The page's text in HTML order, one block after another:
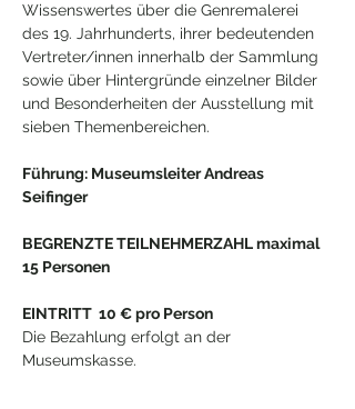
Wissenswertes über die Genremalerei
des 19. Jahrhunderts, ihrer bedeutenden
Vertreter/innen innerhalb der Sammlung
sowie über Hintergründe einzelner Bilder
und Besonderheiten der Ausstellung mit
sieben Themenbereichen.
Führung: Museumsleiter Andreas
Seifinger
BEGRENZTE TEILNEHMERZAHL maximal
15 Personen
EINTRITT  10 € pro Person
Die Bezahlung erfolgt an der
Museumskasse.